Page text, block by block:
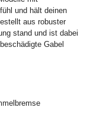
und hält deinen
aus robuster
stand und ist dabei
Gabel